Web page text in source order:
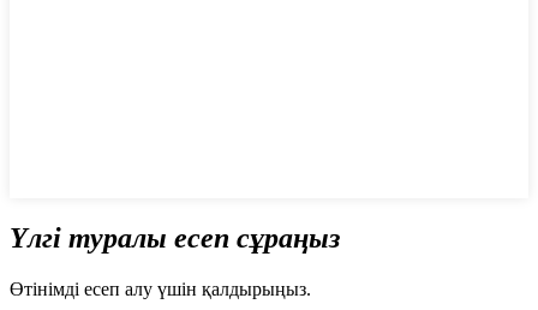
Үлгі туралы есеп сұраңыз
Өтінімді есеп алу үшін қалдырыңыз.